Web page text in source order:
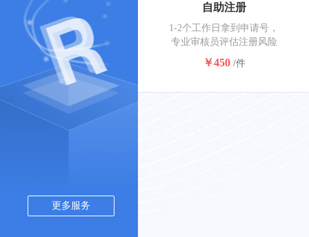
更多服务
自助注册
1-2个工作日拿到申请号，
专业审核员评估注册风险
￥450 /件